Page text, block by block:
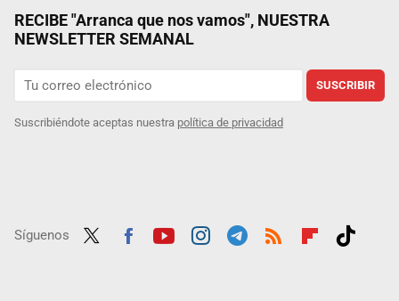
RECIBE "Arranca que nos vamos", NUESTRA
NEWSLETTER SEMANAL
SUSCRIBIR
Suscribiéndote aceptas nuestra política de privacidad
Síguenos